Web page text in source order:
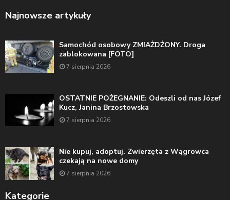
Najnowsze artykuły
Samochód osobowy ZMIAŻDŻONY. Droga
zablokowana [FOTO]
7 sierpnia 2026
OSTATNIE POŻEGNANIE: Odeszli od nas Józef
Kucz, Janina Brzostowska
7 sierpnia 2026
Nie kupuj, adoptuj. Zwierzęta z Wągrowca
czekają na nowe domy
7 sierpnia 2026
Kategorie